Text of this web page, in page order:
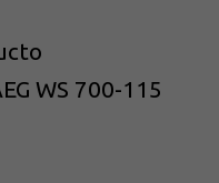
WS 700-115